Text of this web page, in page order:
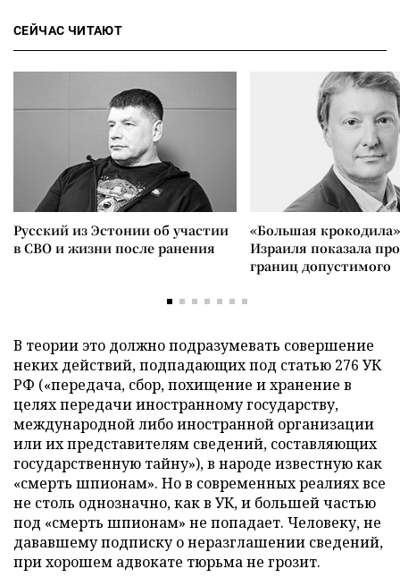
СЕЙЧАС ЧИТАЮТ
Русский из Эстонии об участии
в СВО и жизни после ранения
«Большая
Израиля показала
границ допустимого
В теории это должно подразумевать совершение
неких действий, подпадающих под статью 276 УК
РФ («передача, сбор, похищение и хранение в
целях передачи иностранному государству,
международной либо иностранной организации
или их представителям сведений, составляющих
государственную тайну»), в народе известную как
«смерть шпионам». Но в современных реалиях все
не столь однозначно, как в УК, и большей частью
под «смерть шпионам» не попадает. Человеку, не
дававшему подписку о неразглашении сведений,
при хорошем адвокате тюрьма не грозит.